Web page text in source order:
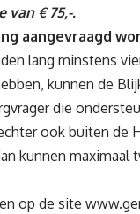
van € 75,-.
aangevraagd
lang minstens
kunnen de
die
ook buiten de
kunnen maximaal
op de site